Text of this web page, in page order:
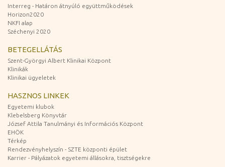
Interreg - Határon átnyúló együttműködések
Horizon2020
NKFI alap
Széchenyi 2020
BETEGELLÁTÁS
Szent-Györgyi Albert Klinikai Központ
Klinikák
Klinikai ügyeletek
HASZNOS LINKEK
Egyetemi klubok
Klebelsberg Könyvtár
József Attila Tanulmányi és Információs Központ
EHÖK
Térkép
Rendezvényhelyszín - SZTE központi épület
Karrier - Pályázatok egyetemi állásokra, tisztségekre